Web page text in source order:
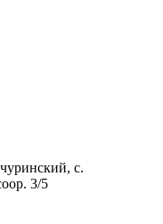
с.
3/5